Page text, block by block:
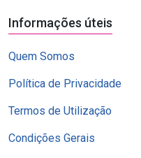
Informações úteis
Quem Somos
Política de Privacidade
Termos de Utilização
Condições Gerais